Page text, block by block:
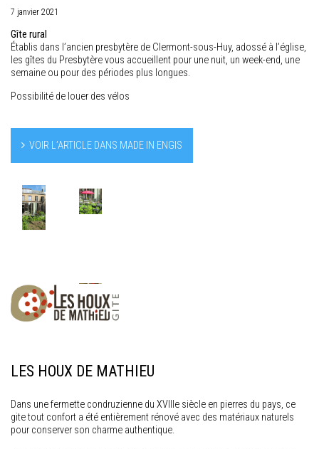
7 janvier 2021
Gîte rural
Établis dans l’ancien presbytère de Clermont-sous-Huy, adossé à l’église,
les gîtes du Presbytère vous accueillent pour une nuit, un week-end, une
semaine ou pour des périodes plus longues.
Possibilité de louer des vélos
VOIR L’ARTICLE DANS MADE IN ENGIS
LES HOUX DE MATHIEU
Dans une fermette condruzienne du XVIIIe siècle en pierres du pays, ce
gite tout confort a été entièrement rénové avec des matériaux naturels
pour conserver son charme authentique.